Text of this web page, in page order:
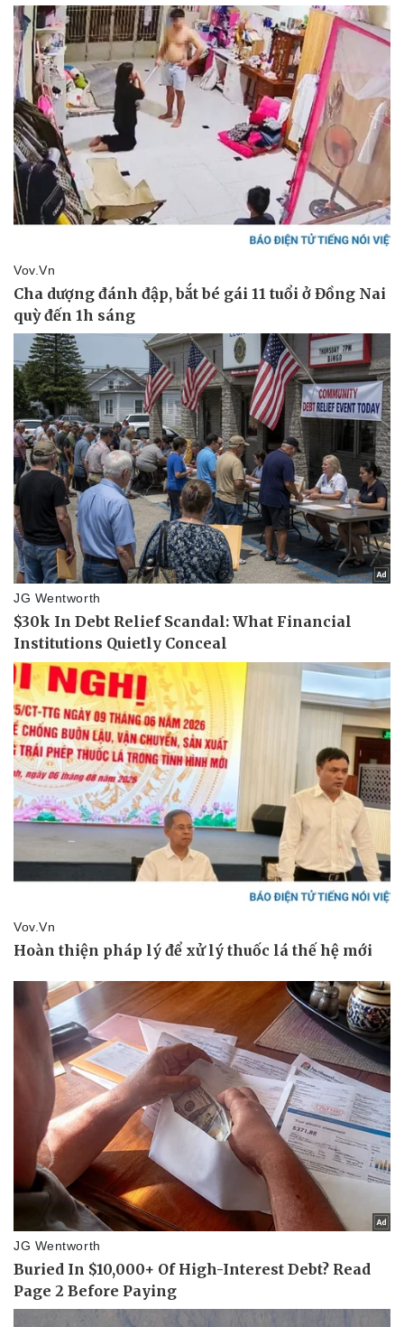
Pháp luật
Vụ án
Tin nóng
Quân sự - Quốc phòng
Vũ khí
Việt Nam
Phân tích